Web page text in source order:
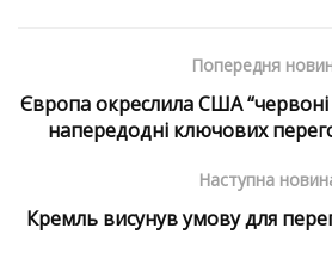
Попередня
Європа окреслила США “червоні
напередодні ключових
Наступна
Кремль висунув умову для